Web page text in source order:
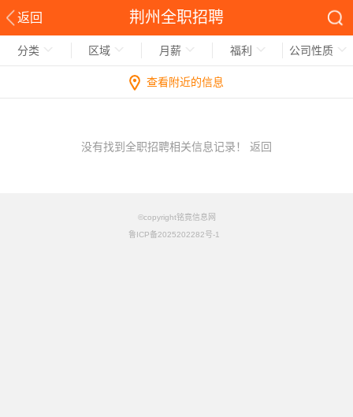
返回 荆州全职招聘
分类 区域 月薪 福利 公司性质
查看附近的信息
没有找到全职招聘相关信息记录！ 返回
©copyright铭竟信息网
鲁ICP备2025202282号-1